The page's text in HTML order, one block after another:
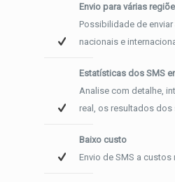
Envio para várias
Possibilidade de
nacionais e
Estatísticas dos SMS
Analise com detalhe,
real, os resultados dos
Baixo custo
Envio de SMS a